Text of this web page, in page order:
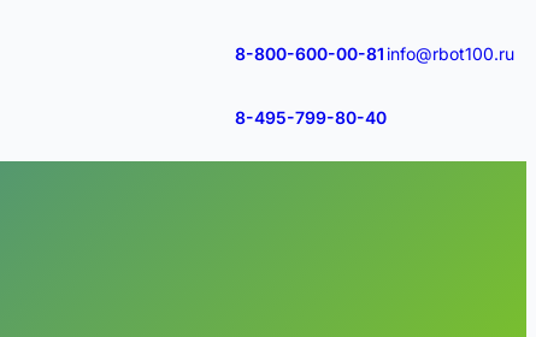
8-800-600-00-81
8-495-799-80-40
info@rbot100.ru